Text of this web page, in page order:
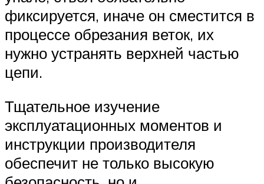
фиксируется, иначе он сместится в
процессе обрезания веток, их
нужно устранять верхней частью
цепи.
Тщательное изучение
эксплуатационных моментов и
инструкции производителя
обеспечит не только высокую